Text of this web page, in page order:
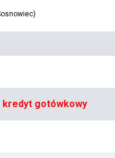
kredyt gotówkowy